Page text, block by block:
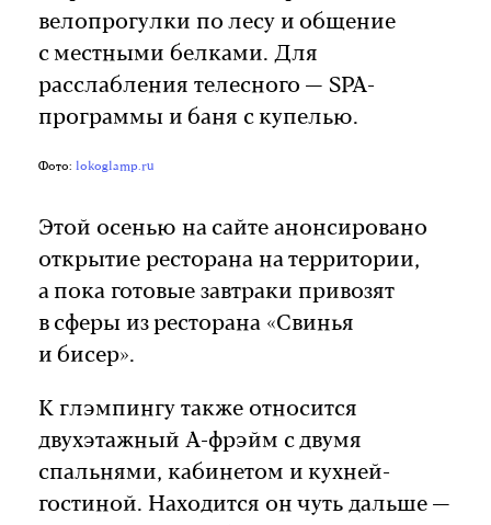
велопрогулки по лесу и общение
с местными белками. Для
расслабления телесного — SPA-
программы и баня с купелью.
Фото: lokoglamp.ru
Этой осенью на сайте анонсировано
открытие ресторана на территории,
а пока готовые завтраки привозят
в сферы из ресторана «Свинья
и бисер».
К глэмпингу также относится
двухэтажный А-фрэйм с двумя
спальнями, кабинетом и кухней-
гостиной. Находится он чуть дальше —